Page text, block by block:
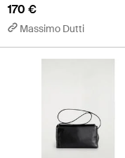
170 €
Massimo Dutti